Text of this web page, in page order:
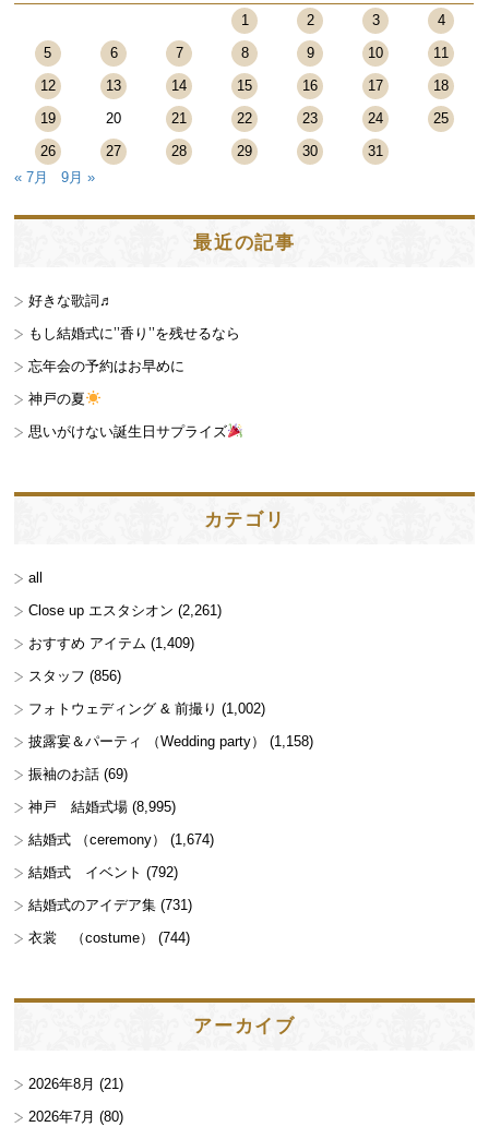
1 2 3
4
5
6 7 8 9 10
11
12
13 14 15 16 17
18
19
20 21 22 23 24
25
26
27 28 29 30
31
« 7月
9月 »
最近の記事
好きな歌詞♬
もし結婚式に’’香り’’を残せるなら
忘年会の予約はお早めに
神戸の夏
思いがけない誕生日サプライズ
カテゴリ
all
Close up エスタシオン (2,261)
おすすめ アイテム (1,409)
スタッフ (856)
フォトウェディング & 前撮り (1,002)
披露宴＆パーティ （Wedding party）
(1,158)
振袖のお話 (69)
神戸 結婚式場 (8,995)
結婚式 （ceremony）
(1,674)
結婚式 イベント (792)
結婚式のアイデア集 (731)
衣裳 （costume）
(744)
アーカイブ
2026年8月 (21)
2026年7月 (80)